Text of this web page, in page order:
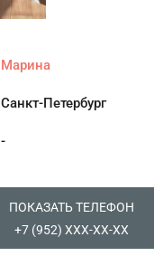
Марина
Санкт-Петербург
-
ПОКАЗАТЬ ТЕЛЕФОН
+7 (952) XXX-XX-XX